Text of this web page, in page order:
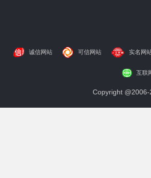
诚信网站 可信网站 实名网
互联
Copyright